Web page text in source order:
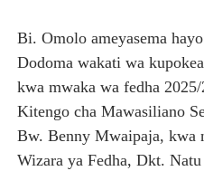
Bi. Omolo ameyasema
Dodoma wakati wa
kwa mwaka wa fedha
Kitengo cha Mawasiliano
Bw. Benny Mwaipaja, kwa
Wizara ya Fedha, Dkt.